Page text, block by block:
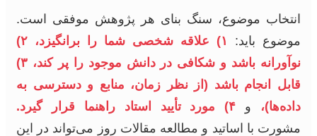
انتخاب موضوع، سنگ بنای هر پژوهش موفقی است.
موضوع باید:
۱) علاقه شخصی شما را برانگیزد،
۲)
نوآورانه باشد و شکافی در دانش موجود را پر کند،
۳)
قابل انجام باشد (از نظر زمان، منابع و دسترسی به
داده‌ها)، و ۴) مورد تأیید استاد راهنما قرار گیرد.
مشورت با اساتید و مطالعه مقالات روز می‌تواند در این